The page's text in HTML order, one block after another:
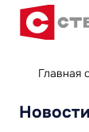
Главная